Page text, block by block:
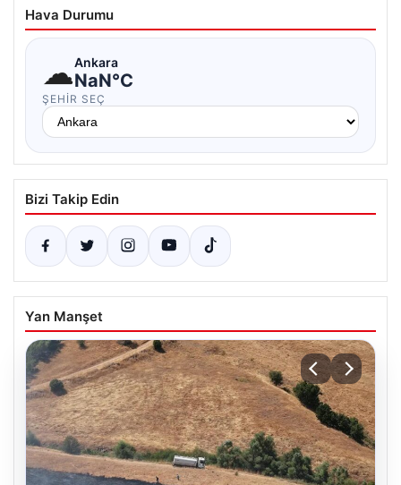
Hava Durumu
☁Ankara
NaN°C
ŞEHIR SEÇ
Bizi Takip Edin
Yan Manşet